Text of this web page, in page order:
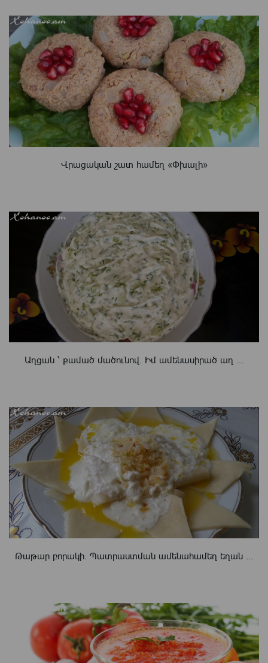
Վրացական շատ համեղ «Փխալի»
Աղցան ՝ քամած մածունով. Իմ ամենասիրած աղ ...
Թաթար բորակի. Պատրաստման ամենահամեղ եղան ...